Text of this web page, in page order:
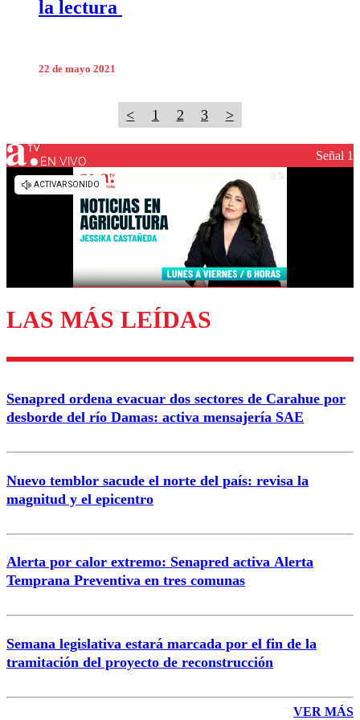
la lectura
22 de mayo 2021
< 1 2 3 >
EN VIVO Señal 1
LAS MÁS LEÍDAS
Senapred ordena evacuar dos sectores de Carahue por
desborde del río Damas: activa mensajería SAE
Nuevo temblor sacude el norte del país: revisa la
magnitud y el epicentro
Alerta por calor extremo: Senapred activa Alerta
Temprana Preventiva en tres comunas
Semana legislativa estará marcada por el fin de la
tramitación del proyecto de reconstrucción
VER MÁS